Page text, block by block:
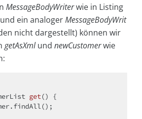
MessageBodyWriterwie in Listing
ein analogerMessageBodyWrit
nicht dargestellt) können wir
getAsXmlund newCustomerwie
get()